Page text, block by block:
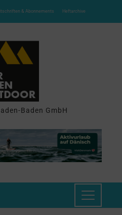
& Abonnements Heftarchive
Baden GmbH